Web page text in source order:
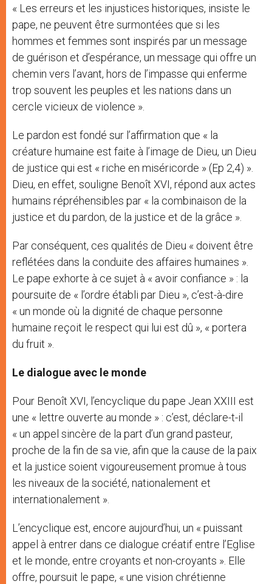
« Les erreurs et les injustices historiques, insiste le
pape, ne peuvent être surmontées que si les
hommes et femmes sont inspirés par un message
de guérison et d’espérance, un message qui offre un
chemin vers l’avant, hors de l’impasse qui enferme
trop souvent les peuples et les nations dans un
cercle vicieux de violence ».
Le pardon est fondé sur l’affirmation que « la
créature humaine est faite à l’image de Dieu, un Dieu
de justice qui est « riche en miséricorde » (Ep 2,4) ».
Dieu, en effet, souligne Benoît XVI, répond aux actes
humains répréhensibles par « la combinaison de la
justice et du pardon, de la justice et de la grâce ».
Par conséquent, ces qualités de Dieu « doivent être
reflétées dans la conduite des affaires humaines ».
Le pape exhorte à ce sujet à « avoir confiance » : la
poursuite de « l’ordre établi par Dieu », c’est-à-dire
« un monde où la dignité de chaque personne
humaine reçoit le respect qui lui est dû », « portera
du fruit ».
Le dialogue avec le monde
Pour Benoît XVI, l’encyclique du pape Jean XXIII est
une « lettre ouverte au monde » : c’est, déclare-t-il
« un appel sincère de la part d’un grand pasteur,
proche de la fin de sa vie, afin que la cause de la paix
et la justice soient vigoureusement promue à tous
les niveaux de la société, nationalement et
internationalement ».
L’encyclique est, encore aujourd’hui, un « puissant
appel à entrer dans ce dialogue créatif entre l’Eglise
et le monde, entre croyants et non-croyants ». Elle
offre, poursuit le pape, « une vision chrétienne